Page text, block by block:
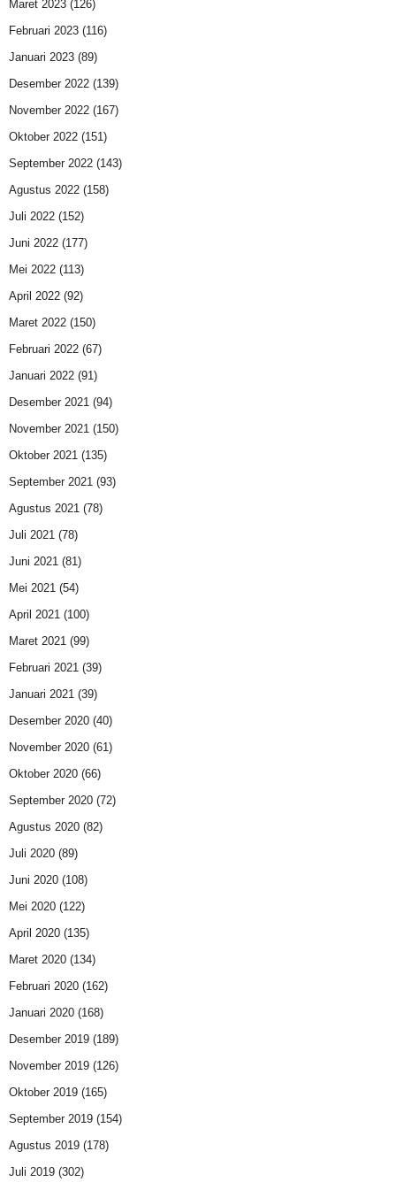
Maret 2023 (126)
Februari 2023 (116)
Januari 2023 (89)
Desember 2022 (139)
November 2022 (167)
Oktober 2022 (151)
September 2022 (143)
Agustus 2022 (158)
Juli 2022 (152)
Juni 2022 (177)
Mei 2022 (113)
April 2022 (92)
Maret 2022 (150)
Februari 2022 (67)
Januari 2022 (91)
Desember 2021 (94)
November 2021 (150)
Oktober 2021 (135)
September 2021 (93)
Agustus 2021 (78)
Juli 2021 (78)
Juni 2021 (81)
Mei 2021 (54)
April 2021 (100)
Maret 2021 (99)
Februari 2021 (39)
Januari 2021 (39)
Desember 2020 (40)
November 2020 (61)
Oktober 2020 (66)
September 2020 (72)
Agustus 2020 (82)
Juli 2020 (89)
Juni 2020 (108)
Mei 2020 (122)
April 2020 (135)
Maret 2020 (134)
Februari 2020 (162)
Januari 2020 (168)
Desember 2019 (189)
November 2019 (126)
Oktober 2019 (165)
September 2019 (154)
Agustus 2019 (178)
Juli 2019 (302)